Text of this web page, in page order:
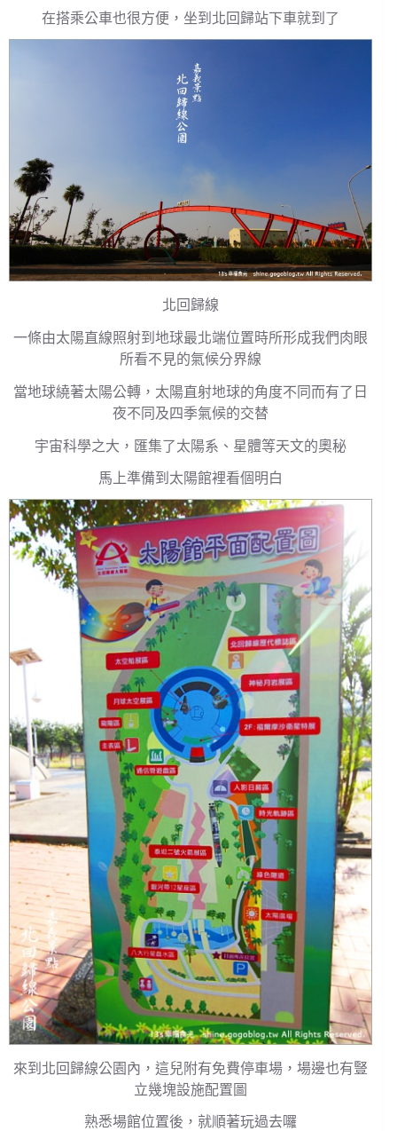
在搭乘公車也很方便，坐到北回歸站下車就到了
北回歸線
一條由太陽直線照射到地球最北端位置時所形成我們肉眼
所看不見的氣候分界線
當地球繞著太陽公轉，太陽直射地球的角度不同而有了日
夜不同及四季氣候的交替
宇宙科學之大，匯集了太陽系、星體等天文的奧秘
馬上準備到太陽館裡看個明白
來到北回歸線公園內，這兒附有免費停車場，場邊也有豎
立幾塊設施配置圖
熟悉場館位置後，就順著玩過去囉